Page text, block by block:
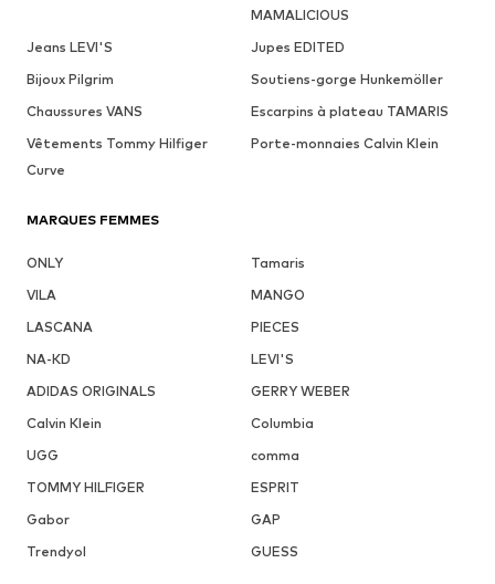
MAMALICIOUS
Jeans LEVI'S
Jupes EDITED
Bijoux Pilgrim
Soutiens-gorge Hunkemöller
Chaussures VANS
Escarpins à plateau TAMARIS
Vêtements Tommy Hilfiger
Curve
Porte-monnaies Calvin Klein
MARQUES FEMMES
ONLY
Tamaris
VILA
MANGO
LASCANA
PIECES
NA-KD
LEVI'S
ADIDAS ORIGINALS
GERRY WEBER
Calvin Klein
Columbia
UGG
comma
TOMMY HILFIGER
ESPRIT
Gabor
GAP
Trendyol
GUESS